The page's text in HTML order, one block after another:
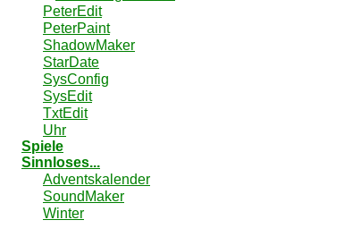
PeterEdit
PeterPaint
ShadowMaker
StarDate
SysConfig
SysEdit
TxtEdit
Uhr
Spiele
Sinnloses...
Adventskalender
SoundMaker
Winter